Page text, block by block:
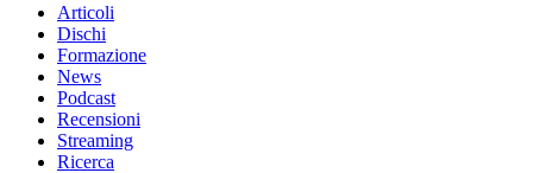
Articoli
Dischi
Formazione
News
Podcast
Recensioni
Streaming
Ricerca